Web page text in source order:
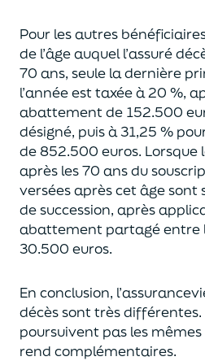
Pour les autres
de l’âgeauquell’assuré
70 ans, seule la dernière
l’année esttaxée à 20 %,
abattement de 152.500
désigné, puis à 31,25 %
de852.500 euros. Lorsque
après les 70 ans du
versées après cet âge sont
de succession, après
abattement partagé entre
30.500 euros.
En conclusion,
décès sont très
poursuivent pas les
rend complémentaires.